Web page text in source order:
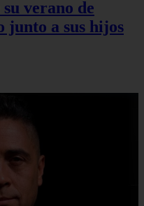
verano de
junto a sus hijos